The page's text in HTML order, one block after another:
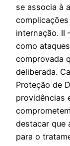
se associa à
internação. II
como
comprovada
deliberada.
Proteção de
providências
destacar que
para o